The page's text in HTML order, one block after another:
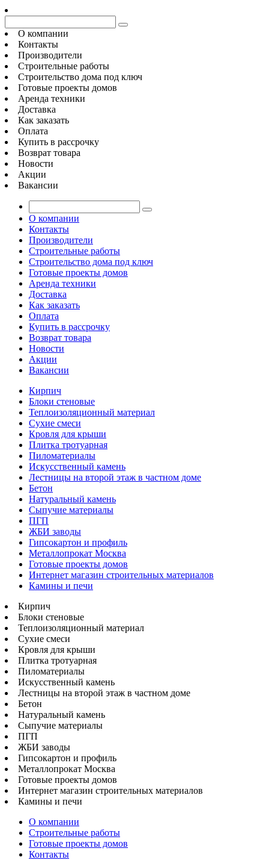
О компании
Контакты
Производители
Строительные работы
Строительство дома под ключ
Готовые проекты домов
Аренда техники
Доставка
Как заказать
Оплата
Купить в рассрочку
Возврат товара
Новости
Акции
Вакансии
О компании
Контакты
Производители
Строительные работы
Строительство дома под ключ
Готовые проекты домов
Аренда техники
Доставка
Как заказать
Оплата
Купить в рассрочку
Возврат товара
Новости
Акции
Вакансии
Кирпич
Блоки стеновые
Теплоизоляционный материал
Сухие смеси
Кровля для крыши
Плитка тротуарная
Пиломатериалы
Искусственный камень
Лестницы на второй этаж в частном доме
Бетон
Натуральный камень
Сыпучие материалы
ПГП
ЖБИ заводы
Гипсокартон и профиль
Металлопрокат Москва
Готовые проекты домов
Интернет магазин строительных материалов
Камины и печи
Кирпич
Блоки стеновые
Теплоизоляционный материал
Сухие смеси
Кровля для крыши
Плитка тротуарная
Пиломатериалы
Искусственный камень
Лестницы на второй этаж в частном доме
Бетон
Натуральный камень
Сыпучие материалы
ПГП
ЖБИ заводы
Гипсокартон и профиль
Металлопрокат Москва
Готовые проекты домов
Интернет магазин строительных материалов
Камины и печи
О компании
Строительные работы
Готовые проекты домов
Контакты